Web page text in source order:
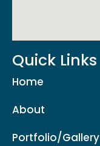
Quick Links
Home
About
Portfolio/Gallery